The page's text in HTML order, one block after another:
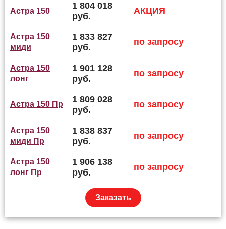
Астра 150
1 804 018
руб.
АКЦИЯ
Астра 150
миди
1 833 827
руб.
по запросу
Астра 150
лонг
1 901 128
руб.
по запросу
Астра 150 Пр
1 809 028
руб.
по запросу
Астра 150
миди Пр
1 838 837
руб.
по запросу
Астра 150
лонг Пр
1 906 138
руб.
по запросу
Заказать